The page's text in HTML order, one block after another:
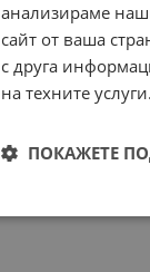
анализираме
сайт от ваша
с друга
на техните услуги.
ПОКАЖЕТЕ